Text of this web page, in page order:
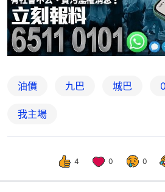
油價 九巴 城巴
我主場
4 0 0